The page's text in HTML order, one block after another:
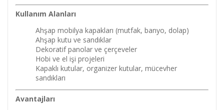
Kullanım Alanları
Ahşap mobilya kapakları (mutfak, banyo, dolap)
Ahşap kutu ve sandıklar
Dekoratif panolar ve çerçeveler
Hobi ve el işi projeleri
Kapaklı kutular, organizer kutular, mücevher
sandıkları
Avantajları